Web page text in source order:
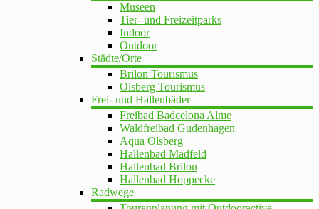
Museen
Tier- und Freizeitparks
Indoor
Outdoor
Städte/Orte
Brilon Tourismus
Olsberg Tourismus
Frei- und Hallenbäder
Freibad Badcelona Alme
Waldfreibad Gudenhagen
Aqua Olsberg
Hallenbad Madfeld
Hallenbad Brilon
Hallenbad Hoppecke
Radwege